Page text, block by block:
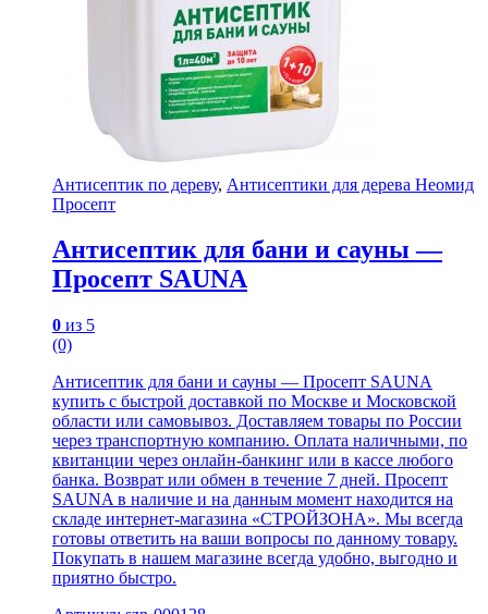
Антисептик по дереву, Антисептики для дерева Неомид
Просепт
Антисептик для бани и сауны —
Просепт SAUNA
0 из 5
(0)
Антисептик для бани и сауны — Просепт SAUNA
купить с быстрой доставкой по Москве и Московской
области или самовывоз. Доставляем товары по России
через транспортную компанию. Оплата наличными, по
квитанции через онлайн-банкинг или в кассе любого
банка. Возврат или обмен в течение 7 дней. Просепт
SAUNA в наличие и на данным момент находится на
складе интернет-магазина «СТРОЙЗОНА». Мы всегда
готовы ответить на ваши вопросы по данному товару.
Покупать в нашем магазине всегда удобно, выгодно и
приятно быстро.